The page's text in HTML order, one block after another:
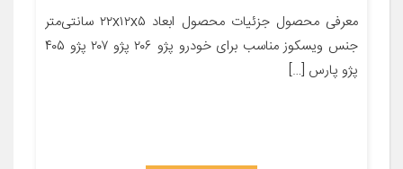
معرفی محصول جزئیات محصول ابعاد ۲۲x۱۲x۵ سانتی‌متر
جنس ویسکوز مناسب برای خودرو پژو ۲۰۶ پژو ۲۰۷ پژو ۴۰۵
پژو پارس […]